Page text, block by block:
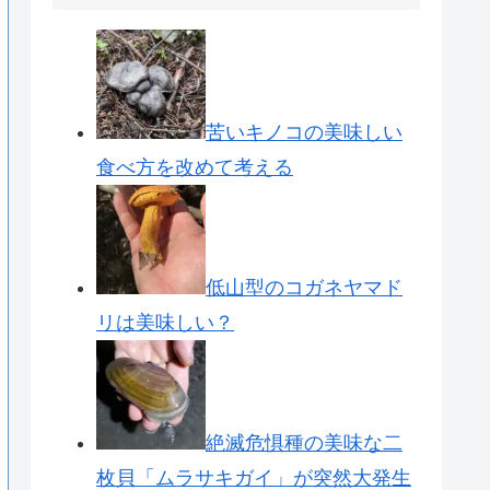
苦いキノコの美味しい
食べ方を改めて考える
低山型のコガネヤマド
リは美味しい？
絶滅危惧種の美味な二
枚貝「ムラサキガイ」が突然大発生